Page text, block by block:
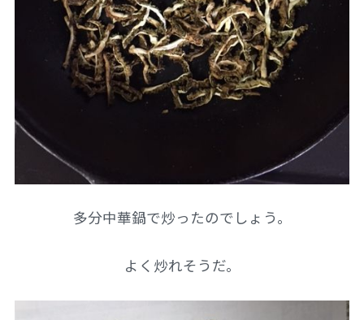
多分中華鍋で炒ったのでしょう。
よく炒れそうだ。